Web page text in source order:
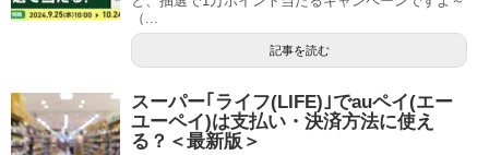
（...
記事を読む
スーパー｢ライフ(LIFE)｣でauペイ(エー
ユーペイ)は支払い・決済方法に使え
る？＜最新版＞